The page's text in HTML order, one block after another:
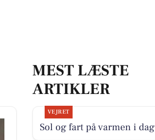
MEST LÆSTE
ARTIKLER
VEJRET
Sol og fart på varmen i dag